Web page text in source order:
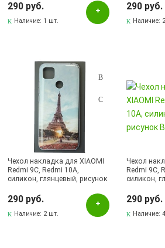
Рисунок
Серый
Синий
Сиреневый
Черный
Наличие в магазинах
Pаспределительный центр
Альметьевск, ул.Ленина, 132, ТЦ
Бавлы, ул.Пионерская, 11
290 руб.
Наличие: 1 шт.
290 руб.
Наличие:
Чехол накладка для XIAOMI
Redmi 9C, Redmi 10A,
силикон, глянцевый, рисунок
290 руб.
Наличие: 2 шт.
Чехол
Redmi 9C,
силикон,
290 руб.
Наличие: